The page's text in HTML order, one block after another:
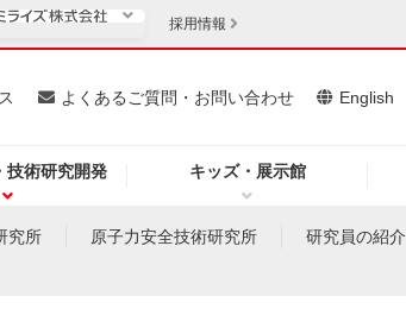
技術研究開発 キッズ・展示館
よくあるご質問・お問い合わせ English
採用情報
究所 原子力安全技術研究所 研究員の紹介